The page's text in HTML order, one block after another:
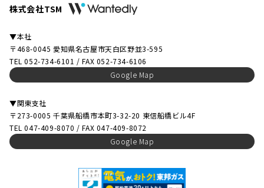
株式会社TSM
▼本社
〒468-0045 愛知県名古屋市天白区野並3-595
TEL 052-734-6101 / FAX 052-734-6106
Google Map
▼関東支社
〒273-0005 千葉県船橋市本町3-32-20 東信船橋ビル4F
TEL 047-409-8070 / FAX 047-409-8072
Google Map